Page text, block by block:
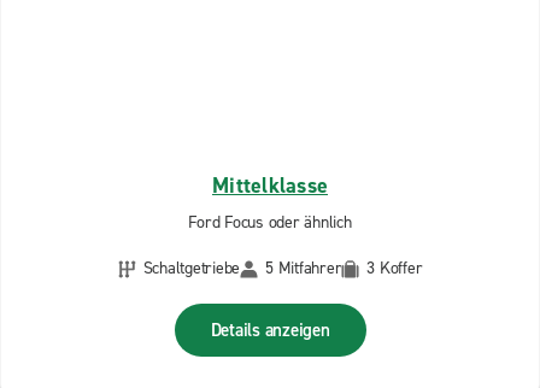
Mittelklasse
Ford Focus oder ähnlich
Schaltgetriebe
5 Mitfahrer 3 Koffer
Details anzeigen